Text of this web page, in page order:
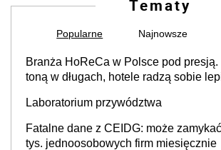
Tematy
Popularne Najnowsze
Branża HoReCa w Polsce pod
toną w długach, hotele radzą sobie
Laboratorium przywództwa
Fatalne dane z CEIDG: może
tys. jednoosobowych firm miesięcznie